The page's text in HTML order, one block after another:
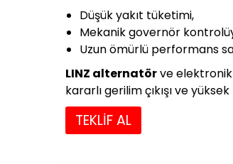
Düşük yakıt tüketimi,
Mekanik governör
Uzun ömürlü performans
LINZ alternatörve elektronik
kararlı gerilim çıkışı ve
TEKLİF AL